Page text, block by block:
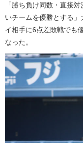
「勝ち負け同数・直接
いチームを優勝とする
イ相手に6点差敗戦でも
なった。